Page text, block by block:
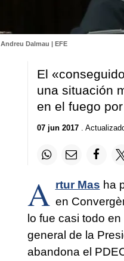
Andreu Dalmau | EFE
El
una situación
en el fuego
07 jun 2017.
A rtur Mas ha
en
lo fue casi todo
general de la
abandona el